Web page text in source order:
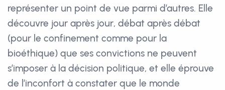
représenter un point de vue parmi d’autres. Elle
découvre jour après jour, débat après débat
(pour le confinement comme pour la
bioéthique) que ses convictions ne peuvent
s’imposer à la décision politique, et elle éprouve
de l’inconfort à constater que le monde